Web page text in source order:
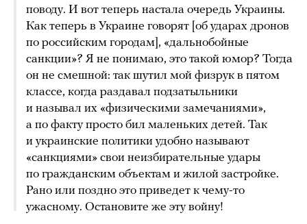
поводу. И вот теперь настала очередь Украины.
Как теперь в Украине говорят [об ударах дронов
по российским городам], «дальнобойные
санкции»? Я не понимаю, это такой юмор? Тогда
он не смешной: так шутил мой физрук в пятом
классе, когда раздавал подзатыльники
и называл их «физическими замечаниями»,
а по факту просто бил маленьких детей. Так
и украинские политики удобно называют
«санкциями» свои неизбирательные удары
по гражданским объектам и жилой застройке.
Рано или поздно это приведет к чему-то
ужасному. Остановите же эту войну!